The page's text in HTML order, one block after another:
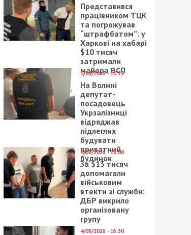
Представився
працівником ТЦК
та погрожував
“штрафбатом”: у
Харкові на хабарі
$10 тисяч
затримали
майора ВСП
5/08/2026 - 10:29
На Волині
депутат-
посадовець
Укрзалізниці
відряджав
підлеглих
будувати
приватний
будинок
4/08/2026 - 18:00
За $13 тисяч
допомагали
військовим
втекти зі служби:
ДБР викрило
організовану
групу
4/08/2026 - 16:30